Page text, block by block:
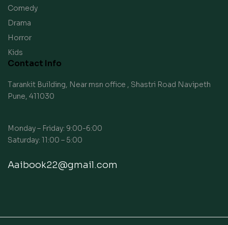
Comedy
Drama
Horror
Kids
Contact Info
Tarankit Building, Near msn office , Shastri Road Navipeth
Pune, 411030
Monday – Friday: 9:00-6:00
Saturday: 11:00 – 5:00
Aaibook22@gmail.com